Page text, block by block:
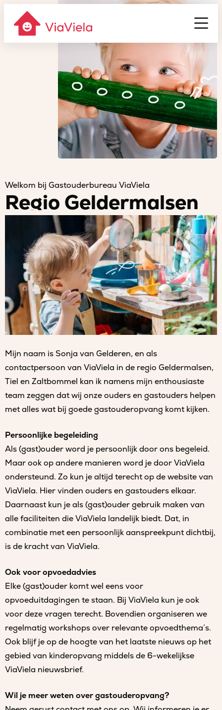
Gastouderbureau
ViaViela
Welkom bij Gastouderbureau ViaViela
Regio Geldermalsen
Mijn naam is Sonja van Gelderen, en als
contactpersoon van ViaViela in de regio Geldermalsen,
Tiel en Zaltbommel kan ik namens mijn enthousiaste
team zeggen dat wij onze ouders en gastouders helpen
met alles wat bij goede gastouderopvang komt kijken.
Persoonlijke begeleiding
Als (gast)ouder word je persoonlijk door ons begeleid.
Maar ook op andere manieren word je door ViaViela
ondersteund. Zo kun je altijd terecht op de website van
ViaViela. Hier vinden ouders en gastouders elkaar.
Daarnaast kun je als (gast)ouder gebruik maken van
alle faciliteiten die ViaViela landelijk biedt. Dat, in
combinatie met een persoonlijk aanspreekpunt dichtbij,
is de kracht van ViaViela.
Ook voor opvoedadvies
Elke (gast)ouder komt wel eens voor
opvoeduitdagingen te staan. Bij ViaViela kun je ook
voor deze vragen terecht. Bovendien organiseren we
regelmatig workshops over relevante opvoedthema’s.
Ook blijf je op de hoogte van het laatste nieuws op het
gebied van kinderopvang middels de 6-wekelijkse
ViaViela nieuwsbrief.
Wil je meer weten over gastouderopvang?